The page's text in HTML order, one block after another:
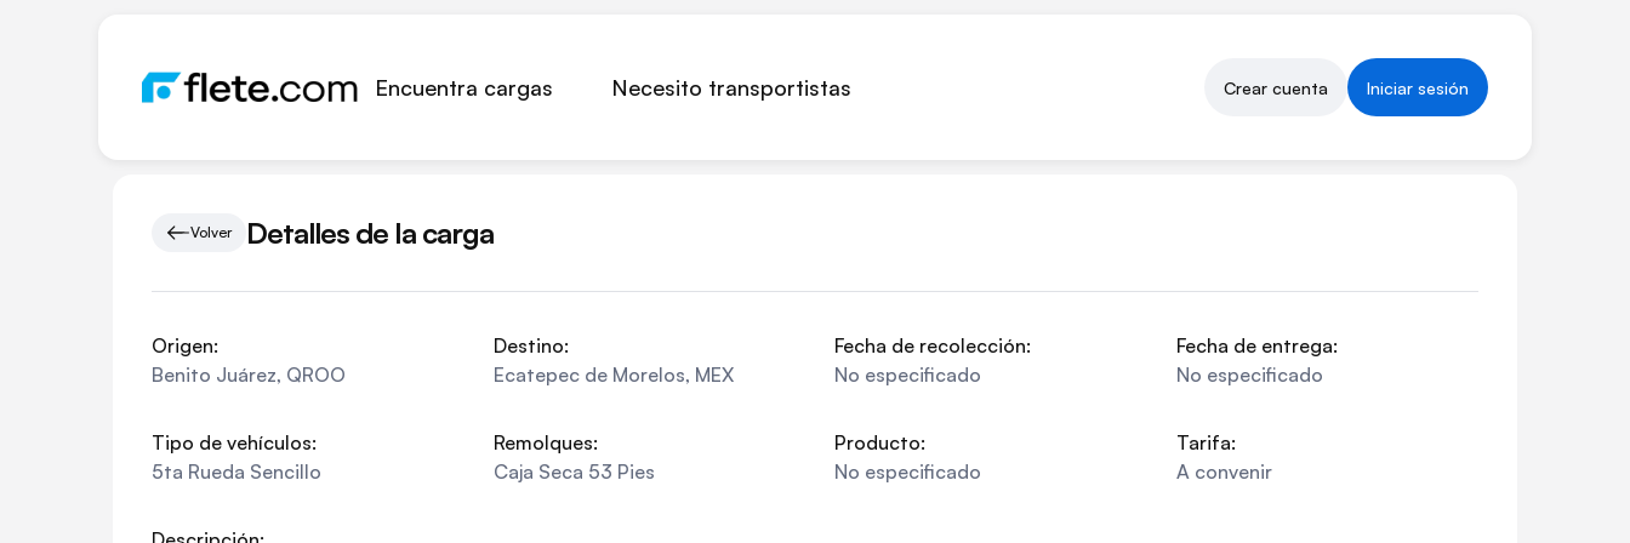
Encuentra cargas Necesito transportistas Crear cuenta Iniciar sesión
Volver Detalles de la carga
Origen:
Benito Juárez, QROO
Destino:
Ecatepec de Morelos, MEX
Fecha de recolección:
No especificado
Fecha de entrega:
No especificado
Tipo de vehículos:
5ta Rueda Sencillo
Remolques:
Caja Seca 53 Pies
Producto:
No especificado
Tarifa:
A convenir